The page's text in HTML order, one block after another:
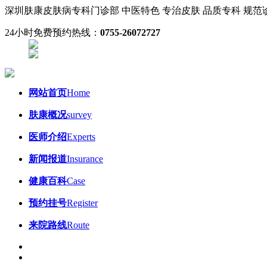
深圳肤康皮肤病专科门诊部 中医特色 专治皮肤 品质专科 规
24小时免费预约热线： 0755-26072727
网站首页Home
肤康概况survey
医师介绍Experts
新闻报道Insurance
健康百科Case
预约挂号Register
来院路线Route